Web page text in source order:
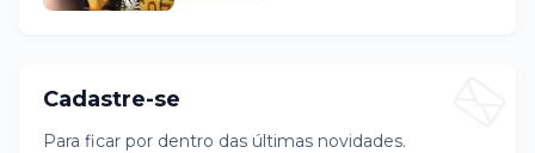
Cadastre-se
Para ficar por dentro das últimas novidades.